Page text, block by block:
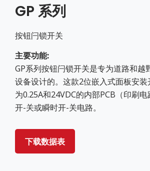
GP 系列
按钮闩锁开关
主要功能:
GP系列按钮闩锁开关是专为道路和越
设备设计的。这款2位嵌入式面板安
为0.25A和24VDC的内部PCB（印刷
开-关或瞬时开-关电路。
下载数据表